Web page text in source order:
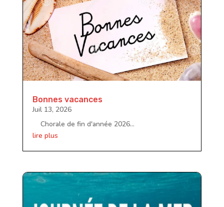
Bonnes vacances
Juil 13, 2026
Chorale de fin d'année 2026...
lire plus